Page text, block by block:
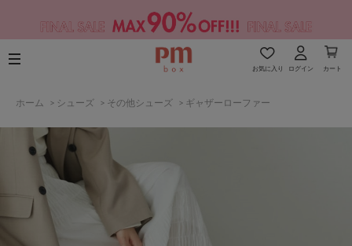
お気に入り ログイン カート
ホーム > シューズ > その他シューズ > ギャザーローファー